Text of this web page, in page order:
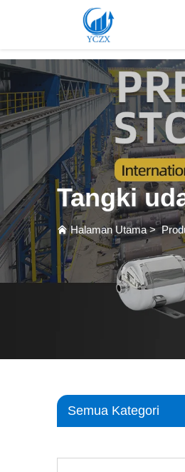
var images =
Tangki
Halaman Utama>
Semua Kategori